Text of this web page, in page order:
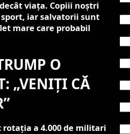
viața. Copiii noștri
iar salvatorii sunt
mare care probabil
O
„VENIȚI CĂ
a 4.000 de militari